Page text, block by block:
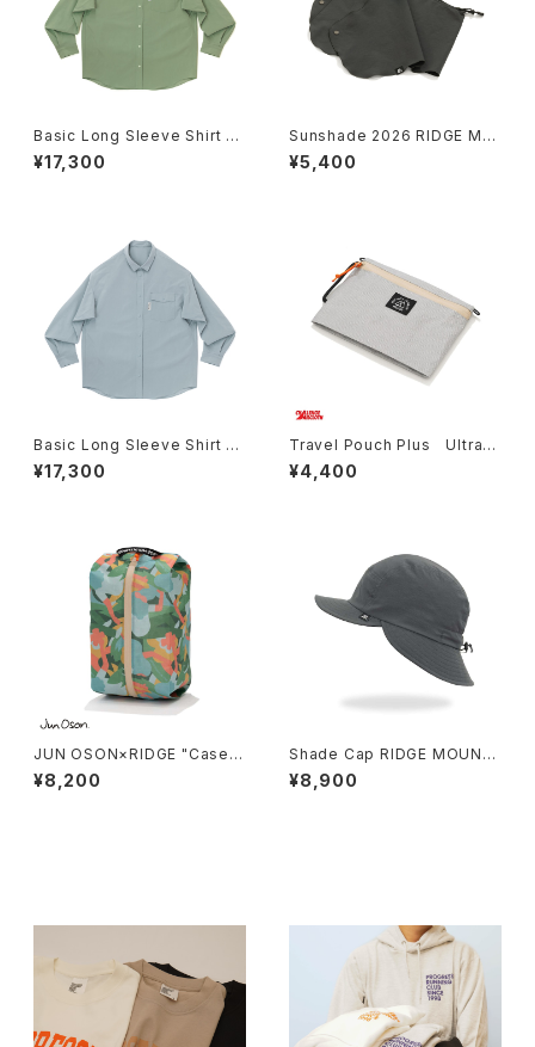
Basic Long Sleeve Shirt Sa
ge Dust RIDGE MOUNTAIN
GEAR リッジマウンテンギア
¥17,300
Sunshade 2026 RIDGE MO
UNTAIN GEAR（リッジマウンテ
ンギア）
¥5,400
Basic Long Sleeve Shirt Sk
y Haze RIDGE MOUNTAIN
GEAR リッジマウンテンギア
¥17,300
Travel Pouch Plus UltraW
eave™ Ultra100X RIDGE M
OUNTAIN GEAR リッジマウ
¥4,400
JUN OSON×RIDGE "Case
L" リッジマウンテンギア ケ
ース L
¥8,200
Shade Cap RIDGE MOUNT
AIN GEAR リッジマウンテンギ
ア
¥8,900